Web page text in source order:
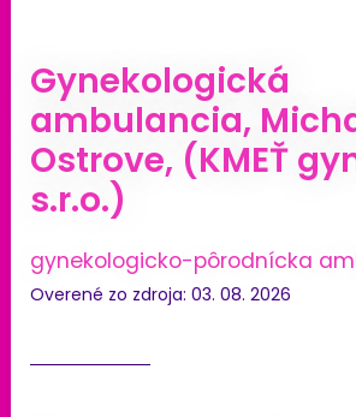
Gynekologická
ambulancia,
Ostrove, (KMEŤ
s.r.o.)
gynekologicko-pôrodnícka
Overené zo zdroja: 03. 08. 2026